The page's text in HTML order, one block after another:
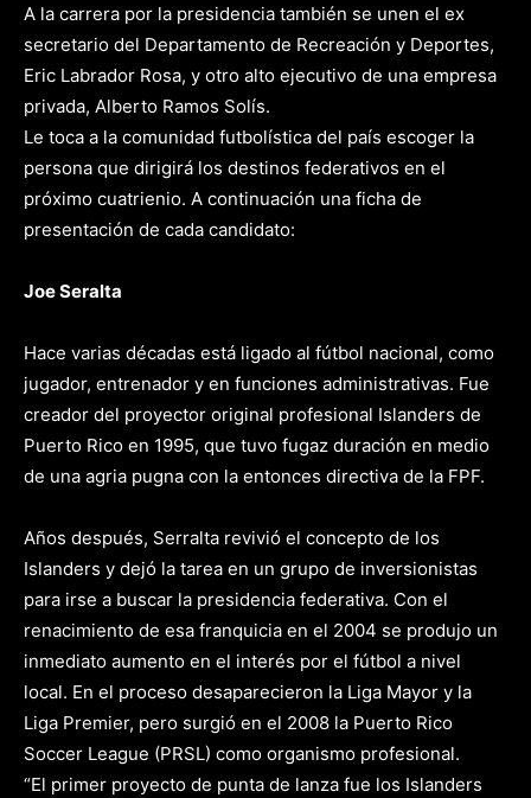
A la carrera por la presidencia también se unen el ex
secretario del Departamento de Recreación y Deportes,
Eric Labrador Rosa, y otro alto ejecutivo de una empresa
privada, Alberto Ramos Solís.
Le toca a la comunidad futbolística del país escoger la
persona que dirigirá los destinos federativos en el
próximo cuatrienio. A continuación una ficha de
presentación de cada candidato:
Joe Seralta
Hace varias décadas está ligado al fútbol nacional, como
jugador, entrenador y en funciones administrativas. Fue
creador del proyector original profesional Islanders de
Puerto Rico en 1995, que tuvo fugaz duración en medio
de una agria pugna con la entonces directiva de la FPF.
Años después, Serralta revivió el concepto de los
Islanders y dejó la tarea en un grupo de inversionistas
para irse a buscar la presidencia federativa. Con el
renacimiento de esa franquicia en el 2004 se produjo un
inmediato aumento en el interés por el fútbol a nivel
local. En el proceso desaparecieron la Liga Mayor y la
Liga Premier, pero surgió en el 2008 la Puerto Rico
Soccer League (PRSL) como organismo profesional.
“El primer proyecto de punta de lanza fue los Islanders